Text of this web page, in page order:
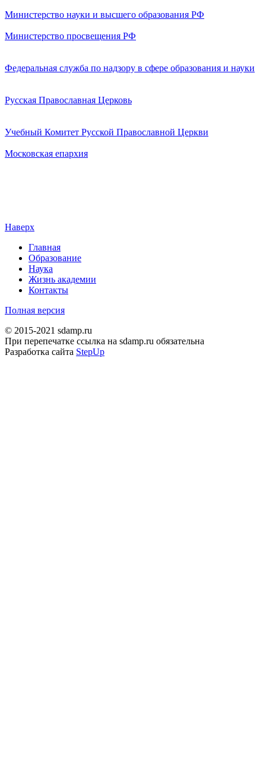
Министерство науки и высшего образования РФ
Министерство просвещения РФ
Федеральная служба по надзору в сфере образования и науки
Русская Православная Церковь
Учебный Комитет Русской Православной Церкви
Московская епархия
Наверх
Главная
Образование
Наука
Жизнь академии
Контакты
Полная версия
© 2015-2021 sdamp.ru
При перепечатке ссылка на sdamp.ru обязательна
Разработка сайта StepUp